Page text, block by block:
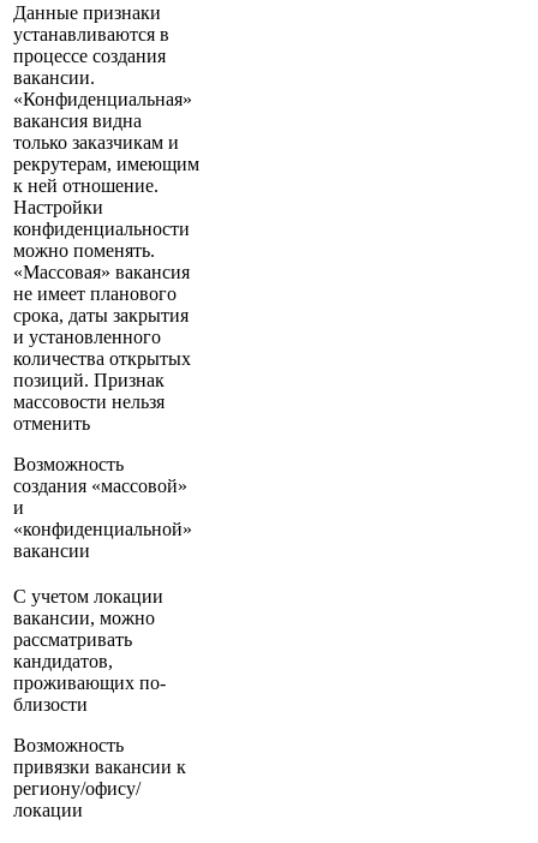
Данные признаки
устанавливаются в
процессе создания
вакансии.
«Конфиденциальная»
вакансия видна
только заказчикам и
рекрутерам, имеющим
к ней отношение.
Настройки
конфиденциальности
можно поменять.
«Массовая» вакансия
не имеет планового
срока, даты закрытия
и установленного
количества открытых
позиций. Признак
массовости нельзя
отменить
Возможность
создания «массовой»
и
«конфиденциальной»
вакансии
С учетом локации
вакансии, можно
рассматривать
кандидатов,
проживающих по-
близости
Возможность
привязки вакансии к
региону/офису/
локации